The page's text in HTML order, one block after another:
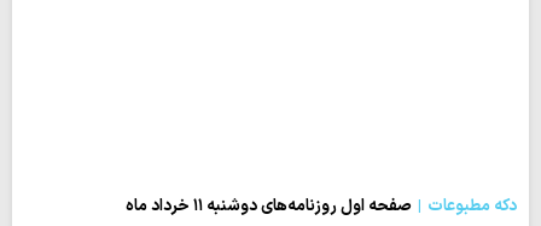
دکه مطبوعات
صفحه اول روزنامه‌های دوشنبه ۱۱ خرداد ماه